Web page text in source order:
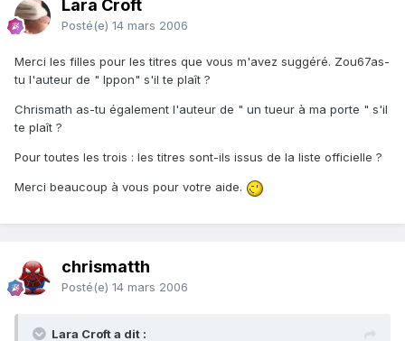
Lara Croft
Posté(e) 14 mars 2006
Merci les filles pour les titres que vous m'avez suggéré. Zou67as-
tu l'auteur de " Ippon" s'il te plaît ?
Chrismath as-tu également l'auteur de " un tueur à ma porte " s'il
te plaît ?
Pour toutes les trois : les titres sont-ils issus de la liste officielle ?
Merci beaucoup à vous pour votre aide.
chrismatth
Posté(e) 14 mars 2006
Lara Croft a dit :